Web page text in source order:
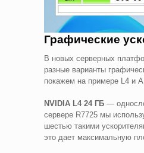
Графические
В новых серверных
разные варианты
покажем на примере L4 и
NVIDIA L4 24 ГБ —
сервере R7725 мы
шестью такими
это дает максимальную